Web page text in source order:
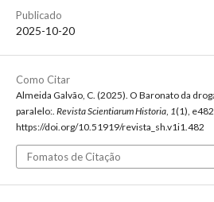
Publicado
2025-10-20
Como Citar
Almeida Galvão, C. (2025). O Baronato da
paralelo:. Revista Scientiarum Historia, 1(1),
https://doi.org/10.51919/revista_sh.v1i1.482
Fomatos de Citação